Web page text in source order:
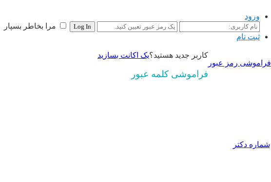
ورود
مرا بخاطر بسپار
ثبت نام
فراموشی رمز عبور
کاربر جدید هستید؟یک اکانت بسازید
فراموشی کلمه عبور
شماره دکتر